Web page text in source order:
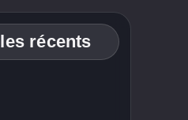
récents